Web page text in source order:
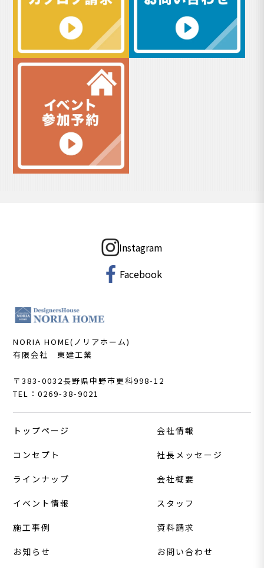
Instagram
Facebook
NORIA HOME(ノリアホーム)
有限会社 東建工業
〒383-0032長野県中野市更科998-12
TEL：0269-38-9021
トップページ
コンセプト
ラインナップ
イベント情報
施工事例
お知らせ
会社情報
社長メッセージ
会社概要
スタッフ
資料請求
お問い合わせ